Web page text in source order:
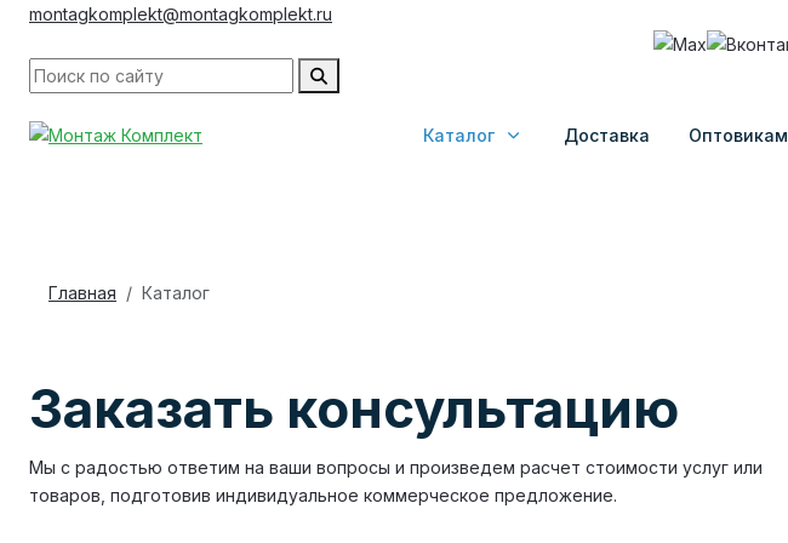
montagkomplekt@montagkomplekt.ru
Каталог Доставка Оптовикам
Главная Каталог
Заказать консультацию
Мы с радостью ответим на ваши вопросы и произведем расчет стоимости услуг или
товаров, подготовив индивидуальное коммерческое предложение.